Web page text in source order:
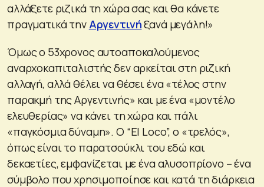
αλλάξετε ριζικά τη χώρα σας και θα κάνετε
πραγματικά την Αργεντινήξανά μεγάλη!»
Όμως ο 53χρονος αυτοαποκαλούμενος
αναρχοκαπιταλιστής δεν αρκείται στη ριζική
αλλαγή, αλλά θέλει να θέσει ένα «τέλος στην
παρακμή της Αργεντινής» και με ένα «μοντέλο
ελευθερίας» να κάνει τη χώρα και πάλι
«παγκόσμια δύναμη». Ο “El Loco”, ο «τρελός»,
όπως είναι το παρατσούκλι του εδώ και
δεκαετίες, εμφανίζεται με ένα αλυσοπρίονο – ένα
σύμβολο που χρησιμοποίησε και κατά τη διάρκεια